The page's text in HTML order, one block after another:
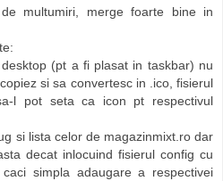
multumiri, merge foarte bine in
(pt a fi plasat in taskbar) nu
si sa convertesc in .ico, fisierul
l pot seta ca icon pt respectivul
si lista celor de magazinmixt.ro dar
decat inlocuind fisierul config cu
simpla adaugare a respectivei